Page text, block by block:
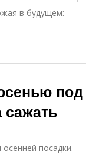
в будущем:
под
сажать
посадки.